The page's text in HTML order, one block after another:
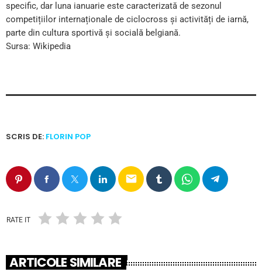
specific, dar luna ianuarie este caracterizată de sezonul
competițiilor internaționale de ciclocross și activități de iarnă,
parte din cultura sportivă și socială belgiană.
Sursa: Wikipedia
SCRIS DE: FLORIN POP
email
RATE IT
ARTICOLE SIMILARE